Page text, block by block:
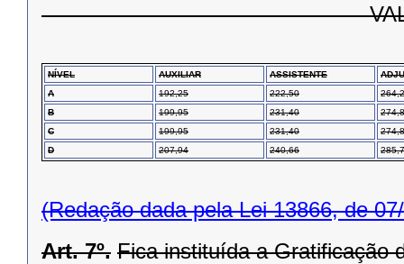
VALOR POR
NÍVEL AUXILIAR ASSISTENTE
A
192,25 222,50
B
199,95 231,40
C
199,95 231,40
D
207,94 240,66
(Redação dada pela Lei 13866, de
Art. 7º. Fica instituída a Gratificação